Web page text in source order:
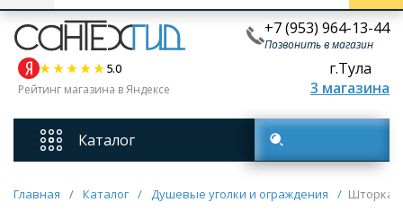
+7 (953) 964-13-44
Позвонить в магазин
5.0
Рейтинг магазина в Яндексе
г.Тула
3 магазина
Каталог
Смесители
Главная / Каталог / Душевые уголки и ограждения / Шторка